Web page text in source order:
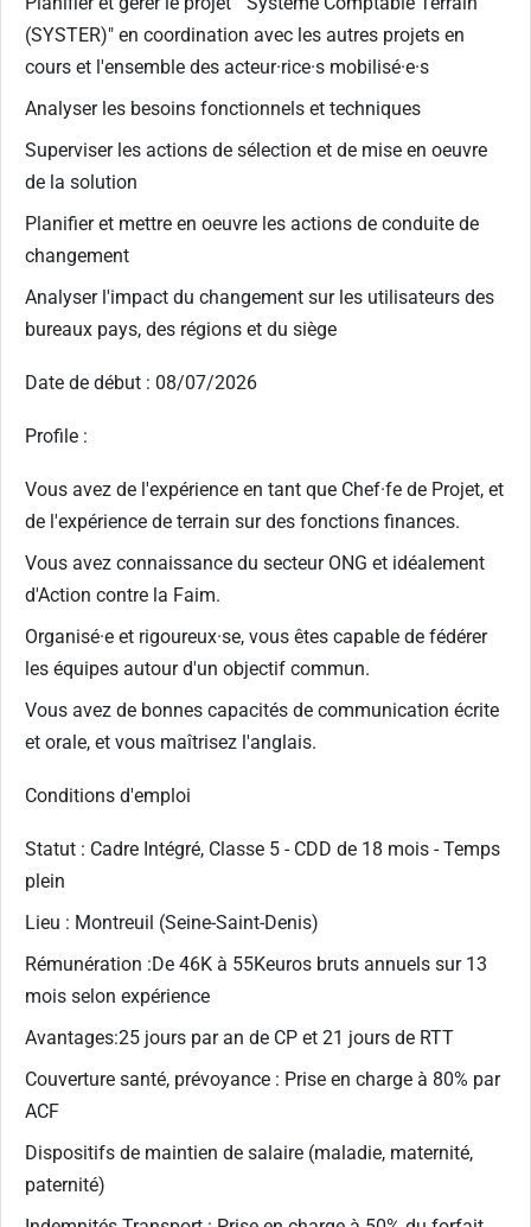
(SYSTER)" en coordination avec les autres projets en
cours et l'ensemble des acteur·rice·s mobilisé·e·s
Analyser les besoins fonctionnels et techniques
Superviser les actions de sélection et de mise en oeuvre
de la solution
Planifier et mettre en oeuvre les actions de conduite de
changement
Analyser l'impact du changement sur les utilisateurs des
bureaux pays, des régions et du siège
Date de début : 08/07/2026
Profile :
Vous avez de l'expérience en tant que Chef·fe de Projet, et
de l'expérience de terrain sur des fonctions finances.
Vous avez connaissance du secteur ONG et idéalement
d'Action contre la Faim.
Organisé·e et rigoureux·se, vous êtes capable de fédérer
les équipes autour d'un objectif commun.
Vous avez de bonnes capacités de communication écrite
et orale, et vous maîtrisez l'anglais.
Conditions d'emploi
Statut : Cadre Intégré, Classe 5 - CDD de 18 mois - Temps
plein
Lieu : Montreuil (Seine-Saint-Denis)
Rémunération :De 46K à 55Keuros bruts annuels sur 13
mois selon expérience
Avantages:25 jours par an de CP et 21 jours de RTT
Couverture santé, prévoyance : Prise en charge à 80% par
ACF
Dispositifs de maintien de salaire (maladie, maternité,
paternité)